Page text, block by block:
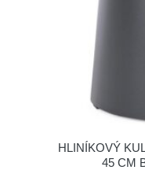
HLINÍKOVÝ
45 CM